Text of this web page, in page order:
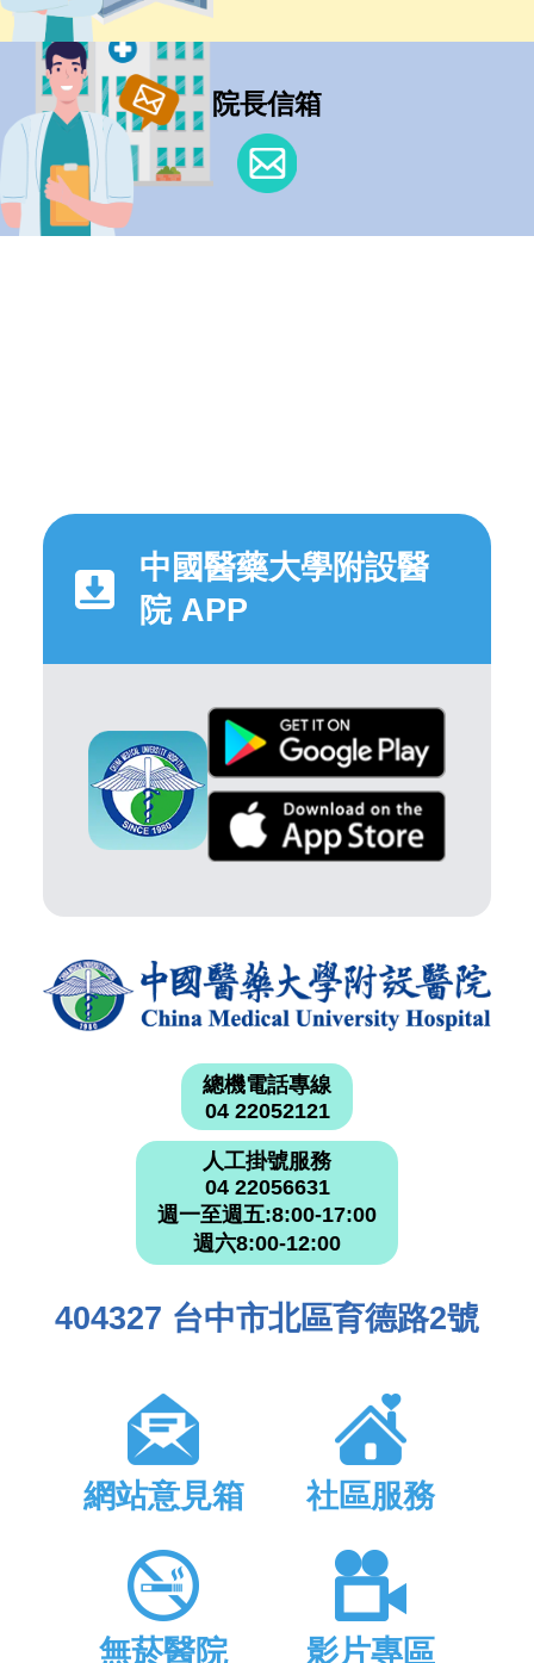
院長信箱
中國醫藥大學附設醫
院 APP
總機電話專線
04 22052121
人工掛號服務
04 22056631
週一至週五:8:00-17:00
週六8:00-12:00
404327 台中市北區育德路2號
網站意見箱 社區服務
無菸醫院 影片專區